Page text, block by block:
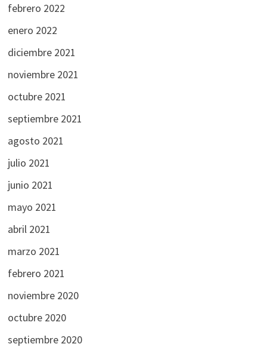
febrero 2022
enero 2022
diciembre 2021
noviembre 2021
octubre 2021
septiembre 2021
agosto 2021
julio 2021
junio 2021
mayo 2021
abril 2021
marzo 2021
febrero 2021
noviembre 2020
octubre 2020
septiembre 2020